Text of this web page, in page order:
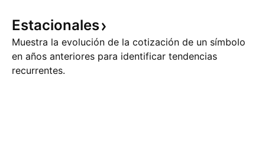
Estacionales
Muestra la evolución de la cotización de un símbolo
en años anteriores para identificar tendencias
recurrentes.